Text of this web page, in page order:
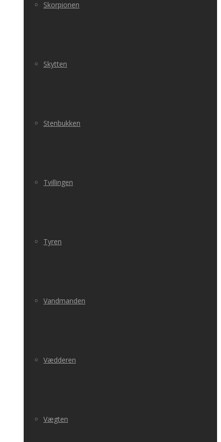
Skorpionen
Skytten
Stenbukken
Tvillingen
Tyren
Vandmanden
Vædderen
Vægten